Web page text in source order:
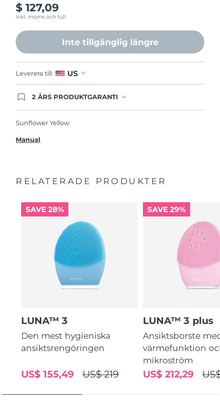
$ 127,09
Inkl. moms och tull
Inte tillgänglig längre
Leverera till: US
2 ÅRS PRODUKTGARANTI
utan extra kostnad om du får problem med den
Sunflower Yellow
Manual
RELATERADE PRODUKTER
SAVE 28%
LUNA™ 3
Den mest hygieniska
ansiktsrengöringen
US$ 219
US$ 155,49
SAVE 29%
LUNA™ 3 plus
Ansiktsborste
värmefunktion
mikroström
US$ 212,29